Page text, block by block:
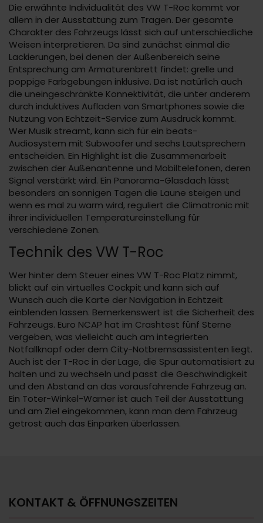
Die erwähnte Individualität des VW T-Roc kommt vor
allem in der Ausstattung zum Tragen. Der gesamte
Charakter des Fahrzeugs lässt sich auf unterschiedliche
Weisen interpretieren. Da sind zunächst einmal die
Lackierungen, bei denen der Außenbereich seine
Entsprechung am Armaturenbrett findet: grelle und
poppige Farbgebungen inklusive. Da ist natürlich auch
die uneingeschränkte Konnektivität, die unter anderem
durch induktives Aufladen von Smartphones sowie die
Nutzung von Echtzeit-Service zum Ausdruck kommt.
Wer Musik streamt, kann sich für ein beats-
Audiosystem mit Subwoofer und sechs Lautsprechern
entscheiden. Ein Highlight ist die Zusammenarbeit
zwischen der Außenantenne und Mobiltelefonen, deren
Signal verstärkt wird. Ein Panorama-Glasdach lässt
besonders an sonnigen Tagen die Laune steigen und
wenn es mal zu warm wird, reguliert die Climatronic mit
ihrer individuellen Temperatureinstellung für
verschiedene Zonen.
Technik des VW T-Roc
Wer hinter dem Steuer eines VW T-Roc Platz nimmt,
blickt auf ein virtuelles Cockpit und kann sich auf
Wunsch auch die Karte der Navigation in Echtzeit
einblenden lassen. Bemerkenswert ist die Sicherheit des
Fahrzeugs. Euro NCAP hat im Crashtest fünf Sterne
vergeben, was vielleicht auch am integrierten
Notfallknopf oder dem City-Notbremsassistenten liegt.
Auch ist der T-Roc in der Lage, die Spur automatisiert zu
halten und zu wechseln und passt die Geschwindigkeit
und den Abstand an das vorausfahrende Fahrzeug an.
Ein Toter-Winkel-Warner ist auch Teil der Ausstattung
und am Ziel eingekommen, kann man dem Fahrzeug
getrost auch das Einparken überlassen.
KONTAKT & ÖFFNUNGSZEITEN